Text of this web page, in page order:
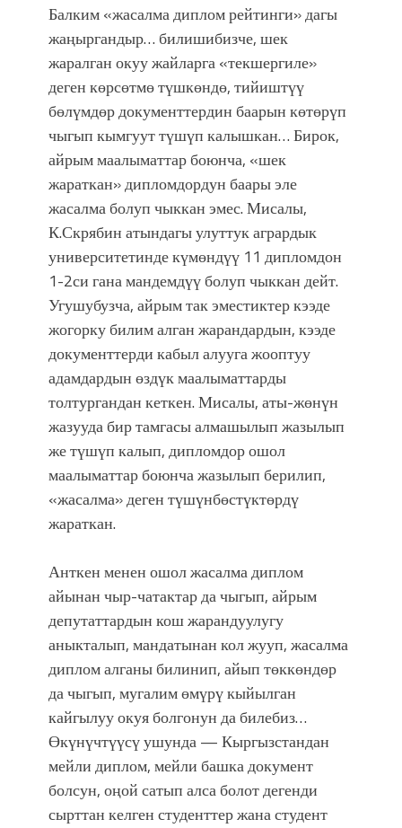
Балким «жасалма диплом рейтинги» дагы
жаңыргандыр… билишибизче, шек
жаралган окуу жайларга «текшергиле»
деген көрсөтмө түшкөндө, тийиштүү
бөлүмдөр документтердин баарын көтөрүп
чыгып кымгуут түшүп калышкан… Бирок,
айрым маалыматтар боюнча, «шек
жараткан» дипломдордун баары эле
жасалма болуп чыккан эмес. Мисалы,
К.Скрябин атындагы улуттук агрардык
университетинде күмөндүү 11 дипломдон
1-2си гана мандемдүүболуп чыккан дейт.
Угушубузча, айрым так эместиктер кээде
жогорку билим алган жарандардын, кээде
документтерди кабыл алууга жооптуу
адамдардын өздүк маалыматтарды
толтургандан кеткен. Мисалы, аты-жөнүн
жазууда бир тамгасы алмашылып жазылып
же түшүп калып, дипломдор ошол
маалыматтар боюнча жазылып берилип,
«жасалма» деген түшүнбөстүктөрдү
жараткан.
Анткен менен ошол жасалма диплом
айынан чыр-чатактар да чыгып, айрым
депутаттардын кош жарандуулугу
аныкталып, мандатынан кол жууп, жасалма
диплом алганы билинип, айып төккөндөр
да чыгып, мугалим өмүрү кыйылган
кайгылуу окуя болгонун да билебиз…
Өкүнүчтүүсүушунда — Кыргызстандан
мейли диплом, мейли башка документ
болсун, оңой сатып алса болот дегенди
сырттан келген студенттер жана студент